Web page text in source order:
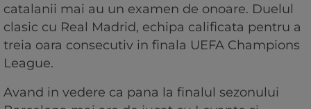
catalanii mai au un examen de onoare. Duelul
clasic cu Real Madrid, echipa calificata pentru a
treia oara consecutiv in finala UEFA Champions
League.
Avand in vedere ca pana la finalul sezonului